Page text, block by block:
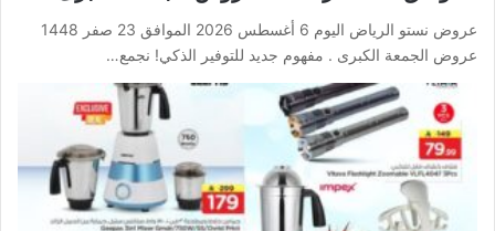
عروض نستو الرياض اليوم 6 أغسطس 2026 الموافق 23 صفر 1448
عروض الجمعة الكبرى . مفهوم جديد للتوفير الذكي! نجمع…